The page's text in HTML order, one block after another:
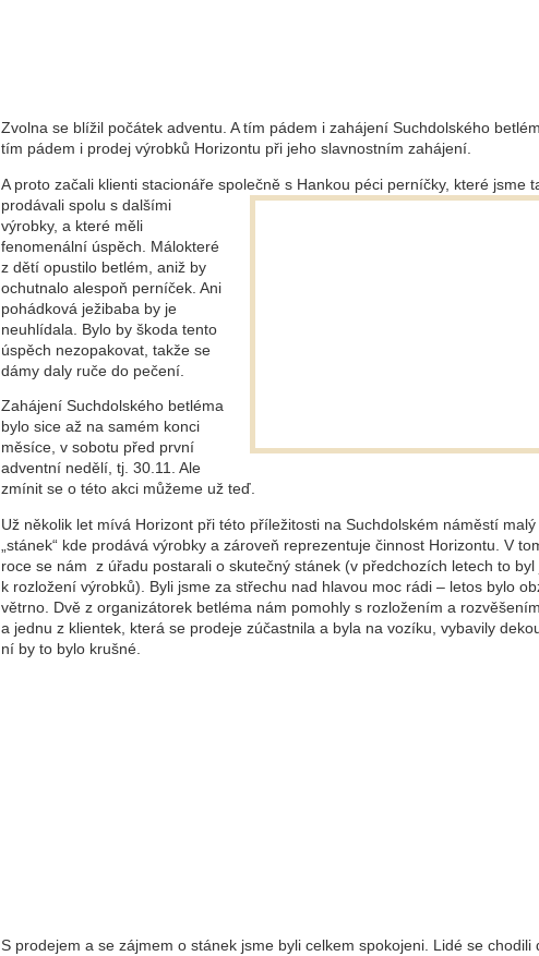
Zvolna se blížil počátek adventu. A tím pádem i zahájení Suchdolského
tím pádem i prodej výrobků Horizontu při jeho slavnostním zahájení.
A proto začali klienti stacionáře společně s Hankou péci perníčky, které jsme
prodávali spolu s dalšími
výrobky, a které měli
fenomenální úspěch. Málokteré
z dětí opustilo betlém, aniž by
ochutnalo alespoň perníček. Ani
pohádková ježibaba by je
neuhlídala. Bylo by škoda tento
úspěch nezopakovat, takže se
dámy daly ruče do pečení.
Zahájení Suchdolského betléma
bylo sice až na samém konci
měsíce, v sobotu před první
adventní nedělí, tj. 30.11. Ale
zmínit se o této akci můžeme už teď.
Už několik let mívá Horizont při této příležitosti na Suchdolském náměstí malý
„stánek“ kde prodává výrobky a zároveň reprezentuje činnost Horizontu. V
roce se nám z úřadu postarali o skutečný stánek (v předchozích letech to byl
k rozložení výrobků). Byli jsme za střechu nad hlavou moc rádi – letos bylo
větrno. Dvě z organizátorek betléma nám pomohly s rozložením a
a jednu z klientek, která se prodeje zúčastnila a byla na vozíku, vybavily
ní by to bylo krušné.
S prodejem a se zájmem o stánek jsme byli celkem spokojeni. Lidé se chodili